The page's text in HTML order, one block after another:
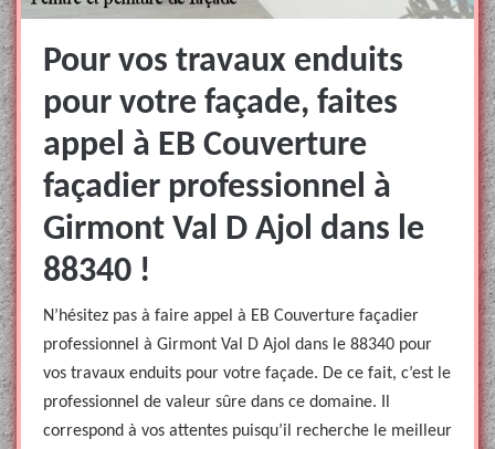
Pour vos travaux enduits
pour votre façade, faites
appel à EB Couverture
façadier professionnel à
Girmont Val D Ajol dans le
88340 !
N’hésitez pas à faire appel à EB Couverture façadier
professionnel à Girmont Val D Ajol dans le 88340 pour
vos travaux enduits pour votre façade. De ce fait, c’est le
professionnel de valeur sûre dans ce domaine. Il
correspond à vos attentes puisqu’il recherche le meilleur